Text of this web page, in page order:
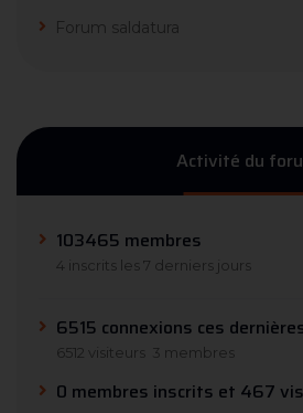
Forum saldatura
Activité du
103465 membres
4 inscrits les 7 derniers jours
6515 connexions ces
6512 visiteurs 3 membres
0 membres inscrits et 467